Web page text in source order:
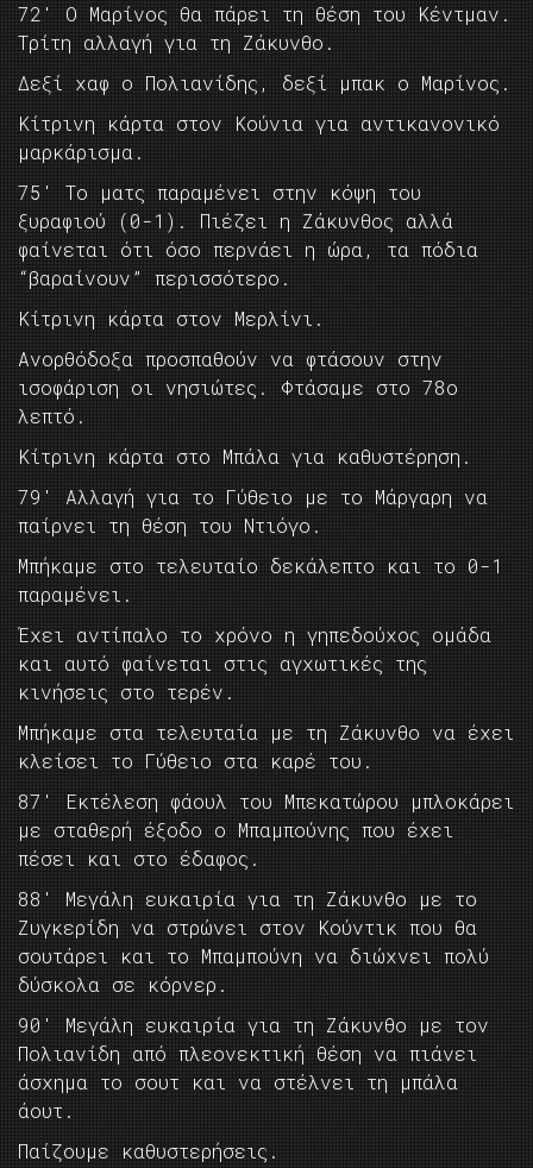
72′ Ο Μαρίνος θα πάρει τη θέση του Κέντμαν.
Τρίτη αλλαγή για τη Ζάκυνθο.
Δεξί χαφ ο Πολιανίδης, δεξί μπακ ο Μαρίνος.
Κίτρινη κάρτα στον Κούνια για αντικανονικό
μαρκάρισμα.
75′ Το ματς παραμένει στην κόψη του
ξυραφιού (0-1). Πιέζει η Ζάκυνθος αλλά
φαίνεται ότι όσο περνάει η ώρα, τα πόδια
“βαραίνουν” περισσότερο.
Κίτρινη κάρτα στον Μερλίνι.
Ανορθόδοξα προσπαθούν να φτάσουν στην
ισοφάριση οι νησιώτες. Φτάσαμε στο 78ο
λεπτό.
Κίτρινη κάρτα στο Μπάλα για καθυστέρηση.
79′ Αλλαγή για το Γύθειο με το Μάργαρη να
παίρνει τη θέση του Ντιόγο.
Μπήκαμε στο τελευταίο δεκάλεπτο και το 0-1
παραμένει.
Έχει αντίπαλο το χρόνο η γηπεδούχος ομάδα
και αυτό φαίνεται στις αγχωτικές της
κινήσεις στο τερέν.
Μπήκαμε στα τελευταία με τη Ζάκυνθο να έχει
κλείσει το Γύθειο στα καρέ του.
87′ Εκτέλεση φάουλ του Μπεκατώρου μπλοκάρει
με σταθερή έξοδο ο Μπαμπούνης που έχει
πέσει και στο έδαφος.
88′ Μεγάλη ευκαιρία για τη Ζάκυνθο με το
Ζυγκερίδη να στρώνει στον Κούντικ που θα
σουτάρει και το Μπαμπούνη να διώχνει πολύ
δύσκολα σε κόρνερ.
90′ Μεγάλη ευκαιρία για τη Ζάκυνθο με τον
Πολιανίδη από πλεονεκτική θέση να πιάνει
άσχημα το σουτ και να στέλνει τη μπάλα
άουτ.
Παίζουμε καθυστερήσεις.